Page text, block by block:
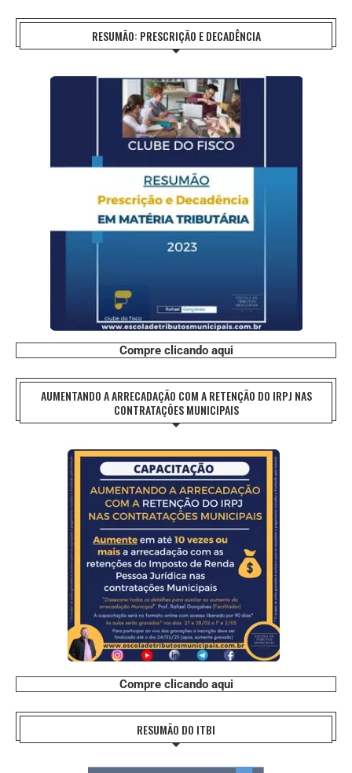
RESUMÃO: PRESCRIÇÃO E DECADÊNCIA
Compre clicando aqui
AUMENTANDO A ARRECADAÇÃO COM A RETENÇÃO DO IRPJ NAS
CONTRATAÇÕES MUNICIPAIS
Compre clicando aqui
RESUMÃO DO ITBI